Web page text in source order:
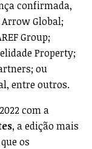
confirmada,
Global;
Group;
Property;
ou
entre outros.
com a
, a edição mais
os